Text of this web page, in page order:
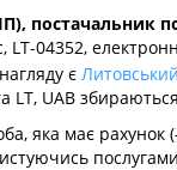
постачальник
LT-04352,
є
UAB
яка має рахунок